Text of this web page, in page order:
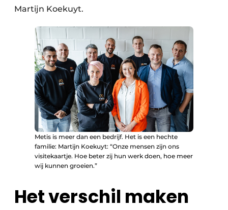
Martijn Koekuyt.
Metis is meer dan een bedrijf. Het is een hechte
familie: Martijn Koekuyt: “Onze mensen zijn ons
visitekaartje. Hoe beter zij hun werk doen, hoe meer
wij kunnen groeien.”
Het verschil maken